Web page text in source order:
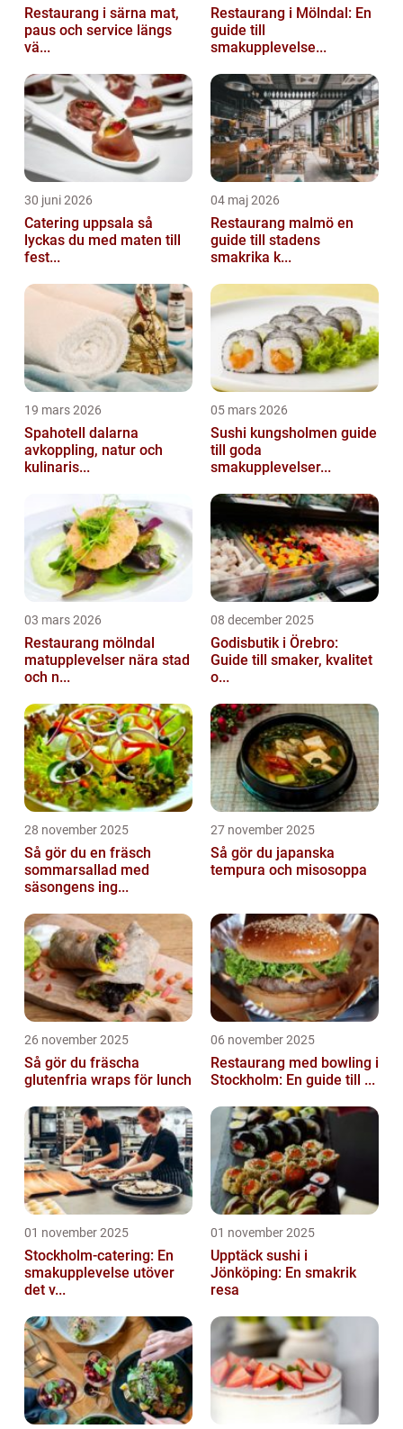
Restaurang i särna mat,
paus och service längs
vä...
Restaurang i Mölndal: En
guide till
smakupplevelse...
30 juni 2026
Catering uppsala så
lyckas du med maten till
fest...
04 maj 2026
Restaurang malmö en
guide till stadens
smakrika k...
19 mars 2026
Spahotell dalarna
avkoppling, natur och
kulinaris...
05 mars 2026
Sushi kungsholmen guide
till goda
smakupplevelser...
03 mars 2026
Restaurang mölndal
matupplevelser nära stad
och n...
08 december 2025
Godisbutik i Örebro:
Guide till smaker, kvalitet
o...
28 november 2025
Så gör du en fräsch
sommarsallad med
säsongens ing...
27 november 2025
Så gör du japanska
tempura och misosoppa
26 november 2025
Så gör du fräscha
glutenfria wraps för lunch
06 november 2025
Restaurang med bowling i
Stockholm: En guide till ...
01 november 2025
Stockholm-catering: En
smakupplevelse utöver
det v...
01 november 2025
Upptäck sushi i
Jönköping: En smakrik
resa